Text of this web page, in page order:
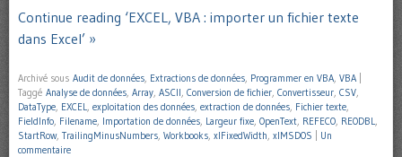
Continue reading ‘EXCEL, VBA : importer un fichier texte
dans Excel’ »
Archivé sous Audit de données, Extractions de données, Programmer en VBA, VBA
Taggé Analyse de données, Array, ASCII, Conversion de fichier, Convertisseur, CSV,
DataType, EXCEL, exploitation des données, extraction de données, Fichier texte,
FieldInfo, Filename, Importation de données, Largeur fixe, OpenText, REFECO, REODBL,
StartRow, TrailingMinusNumbers, Workbooks, xlFixedWidth, xlMSDOS
Un
commentaire